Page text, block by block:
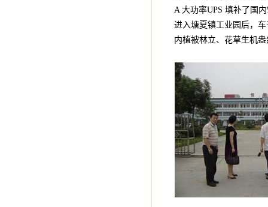
A 大功率UPS 填补了国
进入塘夏镇工业园后，
内植被林立、花草生机